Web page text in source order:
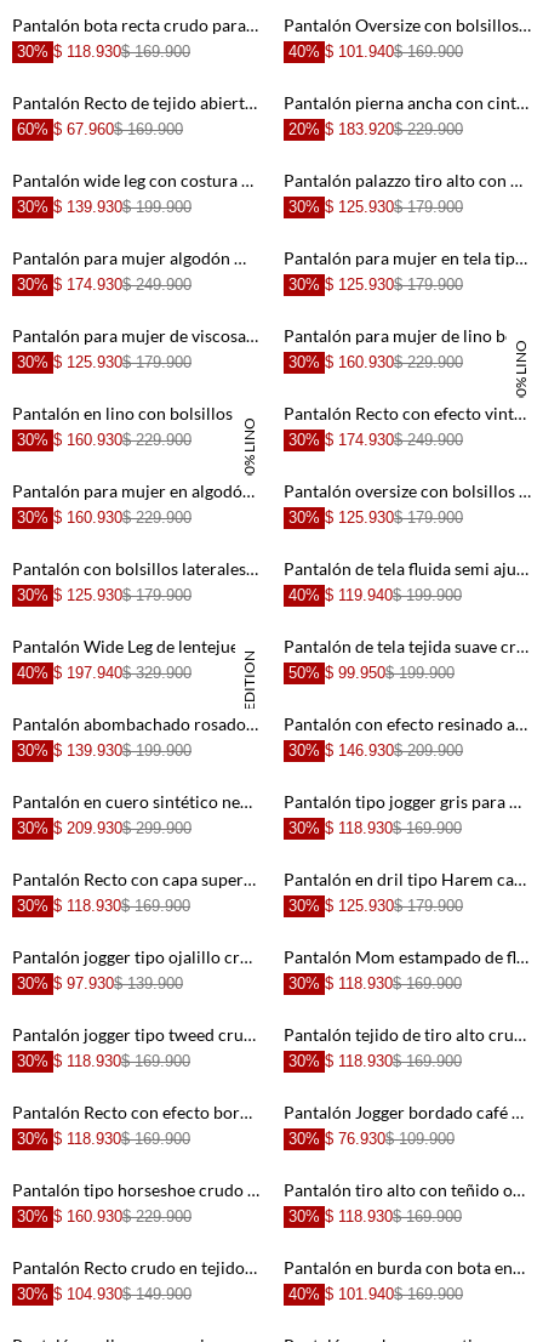
+ +
+ +
+ +
+ +
+
Pantalón bota recta crudo para mujer
30% $ 118.930$ 169.900
+
Pantalón Oversize con bolsillos tipo cargo para mujer
40% $ 101.940$ 169.900
+
Pantalón Recto de tejido abierto crudo para mujer
60% $ 67.960$ 169.900
+
Pantalón pierna ancha con cintura de triple botón en gris amarronado para mujer
20% $ 183.920$ 229.900
+
Pantalón wide leg con costura en rodilla en beige para mujer
30% $ 139.930$ 199.900
+
Pantalón palazzo tiro alto con pliegues frontales en poliéster beige para mujer
30% $ 125.930$ 179.900
+
Pantalón para mujer algodón marrón fit relajado con costuras utilitarias
30% $ 174.930$ 249.900
+
Pantalón para mujer en tela tipo lino beige fit amplio con cruce asimétrico
30% $ 125.930$ 179.900
+
Pantalón para mujer de viscosa beige recto con rayas finas
30% $ 125.930$ 179.900 100% LINO
+
30% $ 160.930$ 229.900
100% LINO
+
30% $ 160.930$ 229.900
+
Pantalón Recto con efecto vintage para mujer
30% $ 174.930$ 249.900
+
Pantalón para mujer en algodón café corte recto relajado con bolsillos laterales
30% $ 160.930$ 229.900
+
Pantalón oversize con bolsillos para mujer
30% $ 125.930$ 179.900
+
Pantalón con bolsillos laterales negro para mujer
30% $ 125.930$ 179.900
+
Pantalón de tela fluida semi ajustada negro para mujer
40% $ 119.940$ 199.900
SPECIAL EDITION
+
40% $ 197.940$ 329.900
+
Pantalón de tela tejida suave crudo para mujer
50% $ 99.950$ 199.900
+
Pantalón abombachado rosado para mujer
30% $ 139.930$ 199.900
+
Pantalón con efecto resinado animal print negro para mujer
30% $ 146.930$ 209.900
+
Pantalón en cuero sintético negro para mujer
30% $ 209.930$ 299.900
+
Pantalón tipo jogger gris para mujer
30% $ 118.930$ 169.900
+
Pantalón Recto con capa superpuesta gris para mujer
30% $ 118.930$ 169.900
+
Pantalón en dril tipo Harem café para mujer
30% $ 125.930$ 179.900
+
Pantalón jogger tipo ojalillo crudo para mujer
30% $ 97.930$ 139.900
+
Pantalón Mom estampado de flores para mujer
30% $ 118.930$ 169.900
Pantalón jogger tipo tweed crudo para mujer
30% $ 118.930$ 169.900
Pantalón tejido de tiro alto crudo para mujer
30% $ 118.930$ 169.900
Pantalón Recto con efecto bordado blanco para mujer
30% $ 118.930$ 169.900
Pantalón Jogger bordado café para mujer
30% $ 76.930$ 109.900
Pantalón tipo horseshoe crudo para mujer
30% $ 160.930$ 229.900
Pantalón tiro alto con teñido overdye verde para mujer
30% $ 118.930$ 169.900
Pantalón Recto crudo en tejido de punto para mujer
30% $ 104.930$ 149.900
Pantalón en burda con bota enresortada crudo para mujer
40% $ 101.940$ 169.900